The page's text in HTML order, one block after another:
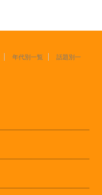
年代別一覧
話題別一